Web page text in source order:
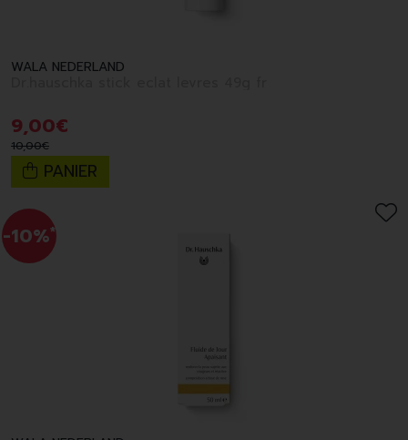
WALA NEDERLAND
9,00€
10,00€
PANIER
-10%*